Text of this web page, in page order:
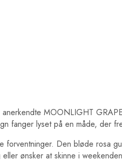
MOONLIGHT
fanger lyset på en måde, der
Den bløde rosa
ønsker at skinne i